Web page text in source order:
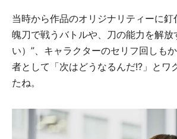
当時から作品のオリジナリティーに
魄刀で戦うバトルや、刀の能力を解放
い）”、キャラクターのセリフ回しも
者として「次はどうなるんだ!?」とワ
たね。